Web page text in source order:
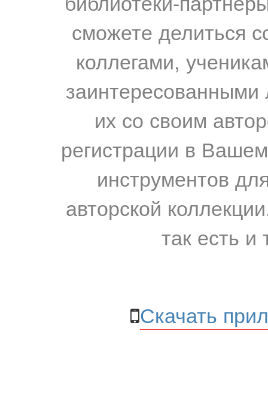
сможете делиться
коллегами,
их со своим
регистрации в
инструментов
авторской
так есть и
Скачать